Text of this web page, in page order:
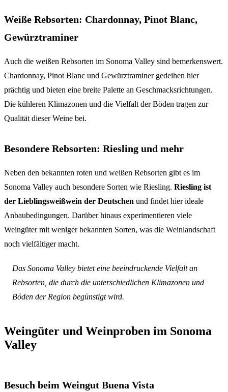
Weiße Rebsorten: Chardonnay, Pinot Blanc,
Gewürztraminer
Auch die weißen Rebsorten im Sonoma Valley sind bemerkenswert.
Chardonnay, Pinot Blanc und Gewürztraminer gedeihen hier
prächtig und bieten eine breite Palette an Geschmacksrichtungen.
Die kühleren Klimazonen und die Vielfalt der Böden tragen zur
Qualität dieser Weine bei.
Besondere Rebsorten: Riesling und mehr
Neben den bekannten roten und weißen Rebsorten gibt es im
Sonoma Valley auch besondere Sorten wie Riesling. Riesling ist
der Lieblingsweißwein der Deutschen und findet hier ideale
Anbaubedingungen. Darüber hinaus experimentieren viele
Weingüter mit weniger bekannten Sorten, was die Weinlandschaft
noch vielfältiger macht.
Das Sonoma Valley bietet eine beeindruckende Vielfalt an
Rebsorten, die durch die unterschiedlichen Klimazonen und
Böden der Region begünstigt wird.
Weingüter und Weinproben im Sonoma
Valley
Besuch beim Weingut Buena Vista